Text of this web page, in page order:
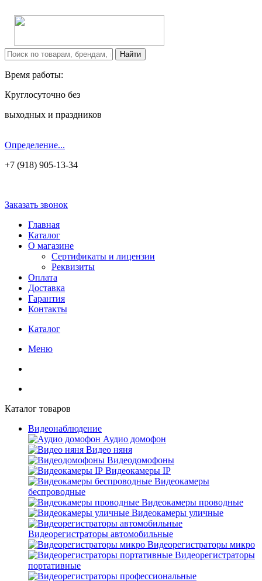
Время работы:
Круглосуточно без
выходных и праздников
Определение...
+7 (918) 905-13-34
Заказать звонок
Главная
Каталог
О магазине
Сертификаты и лицензии
Реквизиты
Оплата
Доставка
Гарантия
Контакты
Каталог
Меню
Каталог товаров
Видеонаблюдение
Аудио домофон
Видео няня
Видеодомофоны
Видеокамеры IP
Видеокамеры
беспроводные
Видеокамеры проводные
Видеокамеры уличные
Видеорегистраторы автомобильные
Видеорегистраторы микро
Видеорегистраторы
портативные